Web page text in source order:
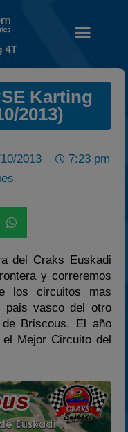
Noticias
Temporada 2026
2022
2023
2024
Frecuentes
4T
Karting
2013)
2013
7:23 pm
del Craks Euskadi
y correremos
los circuitos mas
pais vasco del otro
Briscous. El año
Mejor Circuito del